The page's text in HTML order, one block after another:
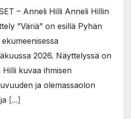
– Anneli Hilli Anneli Hillin
”Väriä” on esillä Pyhän
2026. Näyttelyssä on
Hilli kuvaa ihmisen
ja olemassaolon
[...]